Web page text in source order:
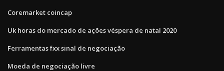
Coremarket coincap
Uk horas do mercado de ações véspera de natal 2020
Ferramentas fxx sinal de negociação
Moeda de negociação livre